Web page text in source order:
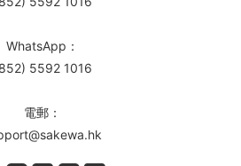
WhatsApp：
5592 1016
電郵：